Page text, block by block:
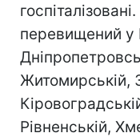
перевищений у
Житомирській,
Рівненській,